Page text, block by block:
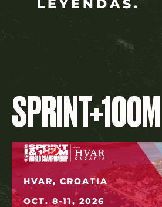
LEYENDAS.
SPRINT+100M
HVAR, CROATIA
OCT. 8-11, 2026